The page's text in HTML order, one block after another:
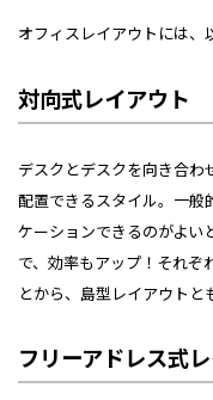
オフィスレイアウトには、
対向式レイアウト
デスクとデスクを向き合わ
配置できるスタイル。一般
ケーションできるのがよい
で、効率もアップ！それぞ
とから、島型レイアウトと
フリーアドレス式